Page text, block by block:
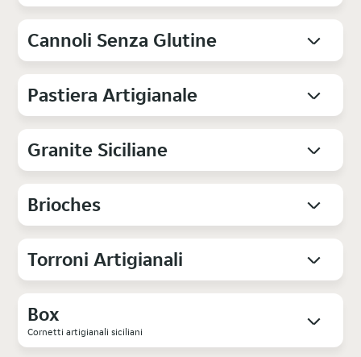
Cannoli Senza Glutine
Pastiera Artigianale
Granite Siciliane
Brioches
Torroni Artigianali
Box
Cornetti artigianali siciliani